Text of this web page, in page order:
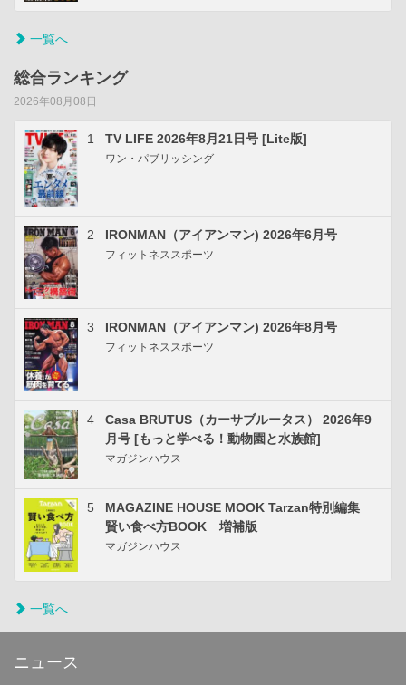
一覧へ
総合ランキング
2026年08月08日
1 TV LIFE 2026年8月21日号 [Lite版]
ワン・パブリッシング
2 IRONMAN（アイアンマン) 2026年6月号
フィットネススポーツ
3 IRONMAN（アイアンマン) 2026年8月号
フィットネススポーツ
4
Casa BRUTUS（カーサブルータス） 2026年9
月号 [もっと学べる！動物園と水族館]
マガジンハウス
5
MAGAZINE HOUSE MOOK Tarzan特別編集
賢い食べ方BOOK 増補版
マガジンハウス
一覧へ
ニュース